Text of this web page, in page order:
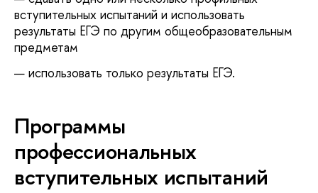
вступительных испытаний и использовать
результаты ЕГЭ по другим общеобразовательным
предметам
использовать только результаты ЕГЭ.
Программы
профессиональных
вступительных испытаний